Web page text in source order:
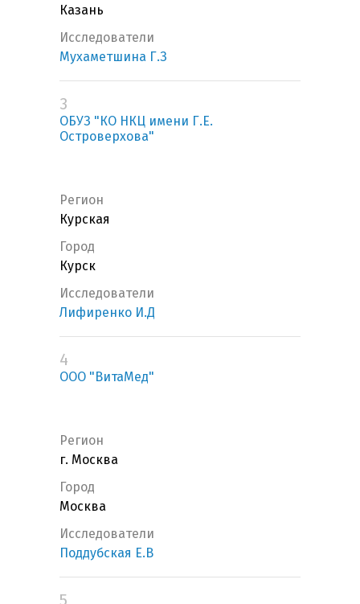
Казань
Исследователи
Мухаметшина Г.З
3
ОБУЗ "КО НКЦ имени Г.Е.
Островерхова"
Регион
Курская
Город
Курск
Исследователи
Лифиренко И.Д
4
ООО "ВитаМед"
Регион
г. Москва
Город
Москва
Исследователи
Поддубская Е.В